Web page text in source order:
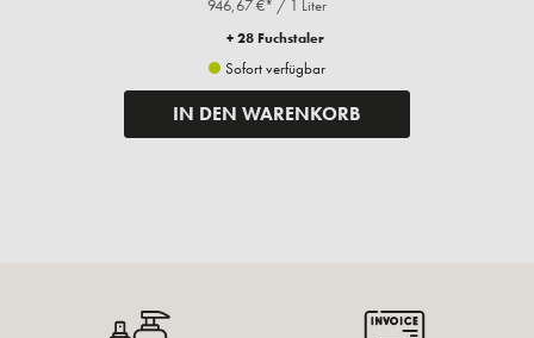
946,67 €* / 1 Liter
+ 28 Fuchstaler
Sofort verfügbar
IN DEN WARENKORB